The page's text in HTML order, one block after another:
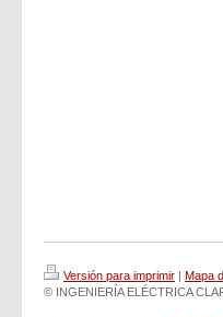
Versión para imprimir
Mapa
© INGENIERÍA ELÉCTRICA